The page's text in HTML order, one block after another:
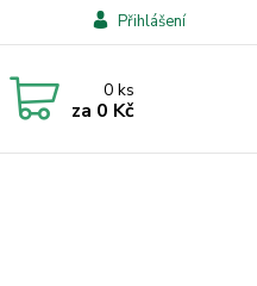
Přihlášení
0ks
za 0 Kč